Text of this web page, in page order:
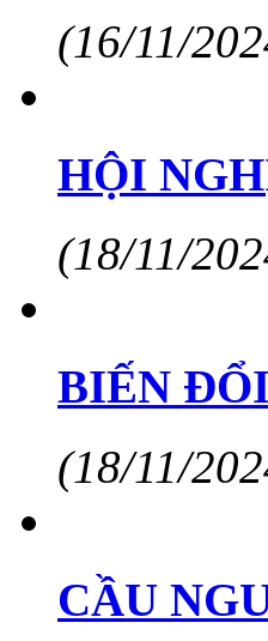
(16/11/
HỘI
(18/11/
BIẾN
(18/11/
CẦU